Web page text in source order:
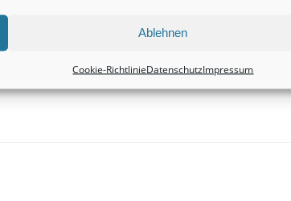
Ablehnen
Cookie-RichtlinieDatenschutzImpressum